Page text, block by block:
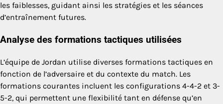
les faiblesses, guidant ainsi les stratégies et les séances
d’entraînement futures.
Analyse des formations tactiques utilisées
L’équipe de Jordan utilise diverses formations tactiques en
fonction de l’adversaire et du contexte du match. Les
formations courantes incluent les configurations 4-4-2 et 3-
5-2, qui permettent une flexibilité tant en défense qu’en